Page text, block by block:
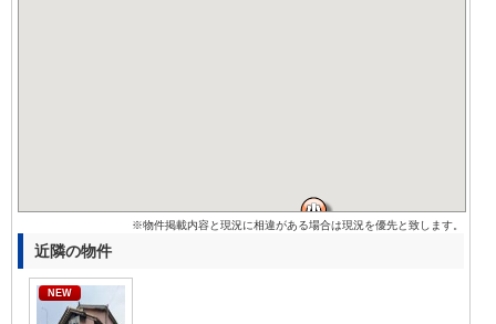
※物件掲載内容と現況に相違がある場合は現況を優先と致します。
近隣の物件
NEW